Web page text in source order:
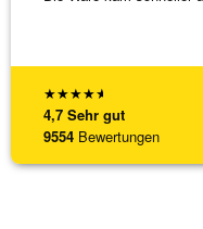
★★★★★
4,7 Sehr gut
9554 Bewertungen